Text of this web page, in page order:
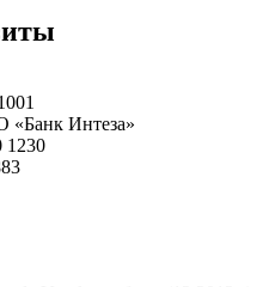
«Банк Интеза»
1230